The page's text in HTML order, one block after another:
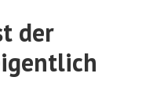
der